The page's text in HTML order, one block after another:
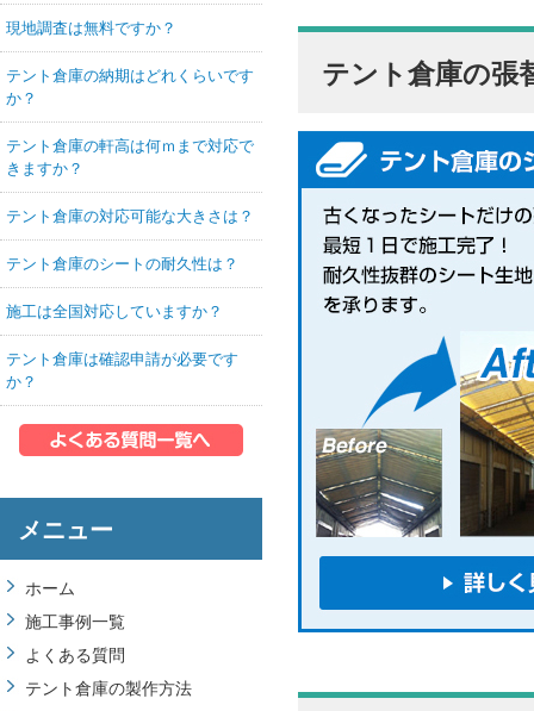
テント倉庫の張
現地調査は無料ですか？
テント倉庫の納期はどれくらいです
か？
テント倉庫の軒高は何ｍまで対応で
きますか？
テント倉庫の対応可能な大きさは？
テント倉庫のシートの耐久性は？
施工は全国対応していますか？
テント倉庫は確認申請が必要です
か？
メニュー
ホーム
施工事例一覧
よくある質問
テント倉庫の製作方法